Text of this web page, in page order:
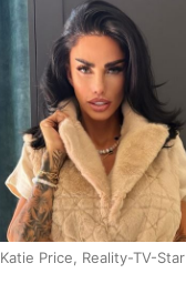
Katie Price, Reality-TV-Star